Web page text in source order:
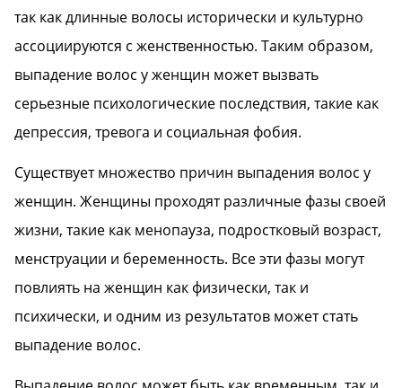
так как длинные волосы исторически и культурно
ассоциируются с женственностью. Таким образом,
выпадение волос у женщин может вызвать
серьезные психологические последствия, такие как
депрессия, тревога и социальная фобия.
Существует множество причин выпадения волос у
женщин. Женщины проходят различные фазы своей
жизни, такие как менопауза, подростковый возраст,
менструации и беременность. Все эти фазы могут
повлиять на женщин как физически, так и
психически, и одним из результатов может стать
выпадение волос.